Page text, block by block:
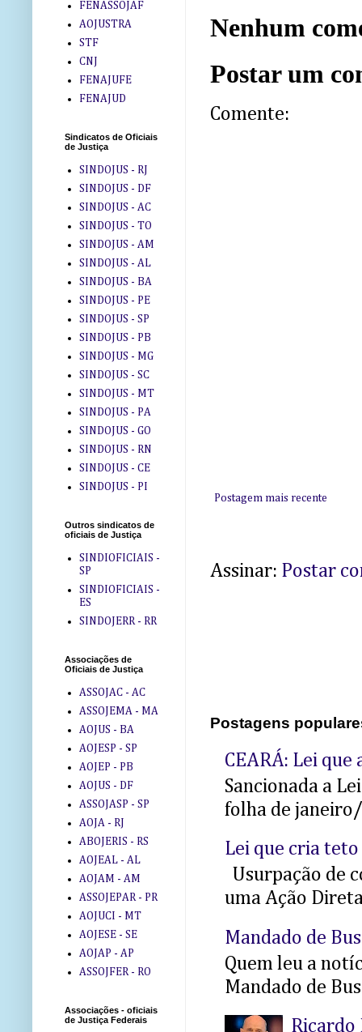
Nenhum
Postar um
Comente:
Postagem mais recente
Assinar: Postar
Postagens
CEARÁ: Lei
Sancionada a
folha de
Lei que cria
Usurpação de
uma Ação
Mandado de
Quem leu a
Mandado de
Ricardo
FENASSOJAF
AOJUSTRA
STF
CNJ
FENAJUFE
FENAJUD
Sindicatos de Oficiais
de Justiça
SINDOJUS - RJ
SINDOJUS - DF
SINDOJUS - AC
SINDOJUS - TO
SINDOJUS - AM
SINDOJUS - AL
SINDOJUS - BA
SINDOJUS - PE
SINDOJUS - SP
SINDOJUS - PB
SINDOJUS - MG
SINDOJUS - SC
SINDOJUS - MT
SINDOJUS - PA
SINDOJUS - GO
SINDOJUS - RN
SINDOJUS - CE
SINDOJUS - PI
Outros sindicatos de
oficiais de Justiça
SINDIOFICIAIS -
SP
SINDIOFICIAIS -
ES
SINDOJERR - RR
Associações de
Oficiais de Justiça
ASSOJAC - AC
ASSOJEMA - MA
AOJUS - BA
AOJESP - SP
AOJEP - PB
AOJUS - DF
ASSOJASP - SP
AOJA - RJ
ABOJERIS - RS
AOJEAL - AL
AOJAM - AM
ASSOJEPAR - PR
AOJUCI - MT
AOJESE - SE
AOJAP - AP
ASSOJFER - RO
Associações - oficiais
de Justiça Federais